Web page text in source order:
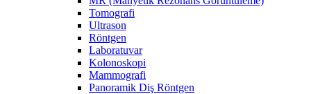
Tomografi
Ultrason
Röntgen
Laboratuvar
Kolonoskopi
Mammografi
Panoramik Diş Röntgen